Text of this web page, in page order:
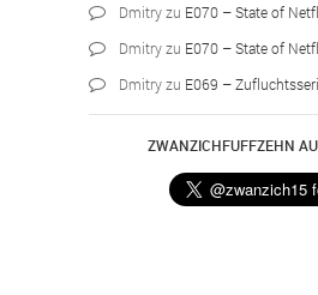
Dmitryzu E070 – State of
Dmitryzu E070 – State of
Dmitryzu E069 –
ZWANZICHFUFFZEHN